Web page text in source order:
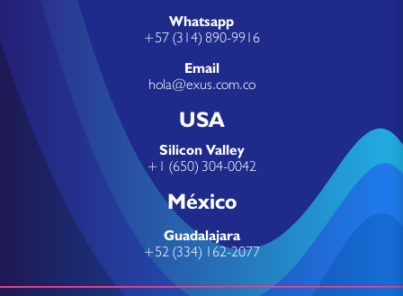
Whatsapp
+57 (314) 890-9916
Email
hola@exus.com.co
USA
Silicon Valley
+1 (650) 304-0042
México
Guadalajara
+52 (334) 162-2077